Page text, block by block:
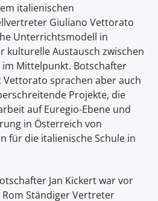
italienischen
Giuliano Vettorato
Unterrichtsmodell in
kulturelle Austausch zwischen
Mittelpunkt. Botschafter
Vettorato sprachen aber auch
Projekte, die
auf Euregio-Ebene und
in Österreich von
für die italienische Schule in
Jan Kickert war vor
Ständiger Vertreter